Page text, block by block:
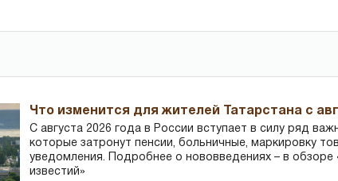
Что изменится для жителей Татарстана с
С августа 2026 года в России вступает в силу ряд
которые затронут пенсии, больничные, маркировку
уведомления. Подробнее о нововведениях – в обзоре
известий»